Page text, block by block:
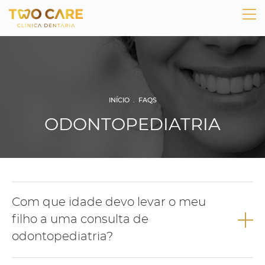
INÍCIO. FAQS
ODONTOPEDIATRIA
Com que idade devo levar o meu
filho a uma consulta de
odontopediatria?